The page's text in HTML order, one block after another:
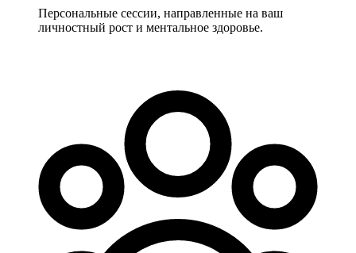
Персональные сессии, направленные на ваш
личностный рост и ментальное здоровье.